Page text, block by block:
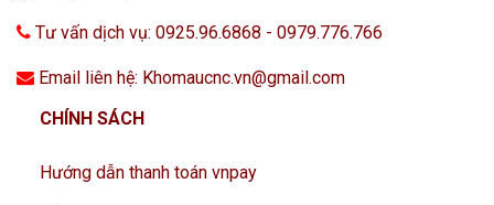
Tư vấn dịch vụ: 0925.96.6868 - 0979.776.766
Email liên hệ: Khomaucnc.vn@gmail.com
CHÍNH SÁCH
Hướng dẫn thanh toán vnpay